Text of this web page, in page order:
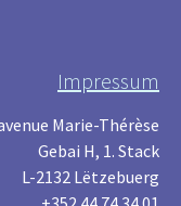
Impressum
Marie-Thérèse
Gebai H, 1. Stack
L-2132 Lëtzebuerg